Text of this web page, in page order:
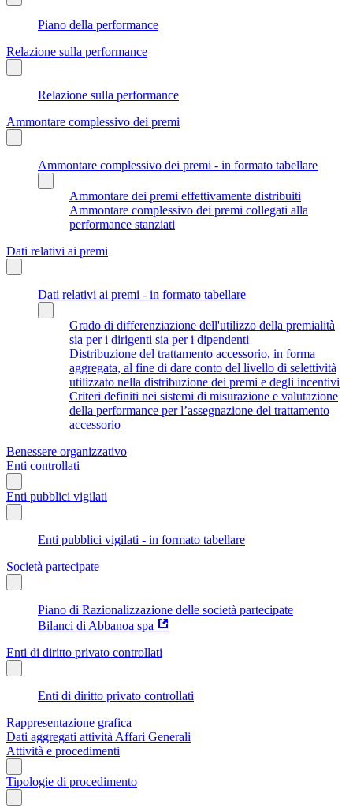
Piano della performance
Relazione sulla performance
Relazione sulla performance
Ammontare complessivo dei premi
Ammontare complessivo dei premi - in formato tabellare
Ammontare dei premi effettivamente distribuiti
Ammontare complessivo dei premi collegati alla
performance stanziati
Dati relativi ai premi
Dati relativi ai premi - in formato tabellare
Grado di differenziazione dell'utilizzo della premialità
sia per i dirigenti sia per i dipendenti
Distribuzione del trattamento accessorio, in forma
aggregata, al fine di dare conto del livello di selettività
utilizzato nella distribuzione dei premi e degli incentivi
Criteri definiti nei sistemi di misurazione e valutazione
della performance per l’assegnazione del trattamento
accessorio
Benessere organizzativo
Enti controllati
Enti pubblici vigilati
Enti pubblici vigilati - in formato tabellare
Società partecipate
Piano di Razionalizzazione delle società partecipate
Bilanci di Abbanoa spa
Enti di diritto privato controllati
Enti di diritto privato controllati
Rappresentazione grafica
Dati aggregati attività Affari Generali
Attività e procedimenti
Tipologie di procedimento